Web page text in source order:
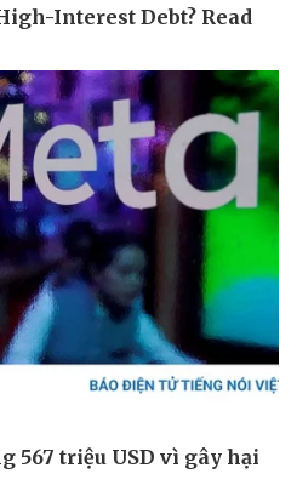
Vũ khí
Phân tích